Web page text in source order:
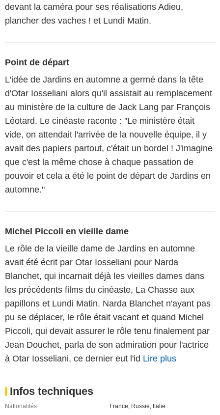
devant la caméra pour ses réalisations Adieu,
plancher des vaches ! et Lundi Matin.
Point de départ
L'idée de Jardins en automne a germé dans la tête
d'Otar Iosseliani alors qu'il assistait au remplacement
au ministère de la culture de Jack Lang par François
Léotard. Le cinéaste raconte : "Le ministère était
vide, on attendait l'arrivée de la nouvelle équipe, il y
avait des papiers partout, c'était un bordel ! J'imagine
que c'est la même chose à chaque passation de
pouvoir et cela a été le point de départ de Jardins en
automne."
Michel Piccoli en vieille dame
Le rôle de la vieille dame de Jardins en automne
avait été écrit par Otar Iosseliani pour Narda
Blanchet, qui incarnait déjà les vieilles dames dans
les précédents films du cinéaste, La Chasse aux
papillons et Lundi Matin. Narda Blanchet n'ayant pas
pu se déplacer, le rôle était vacant et quand Michel
Piccoli, qui devait assurer le rôle tenu finalement par
Jean Douchet, parla de son admiration pour l'actrice
à Otar Iosseliani, ce dernier eut l'id Lire plus
Infos techniques
Nationalités France, Russie, Italie